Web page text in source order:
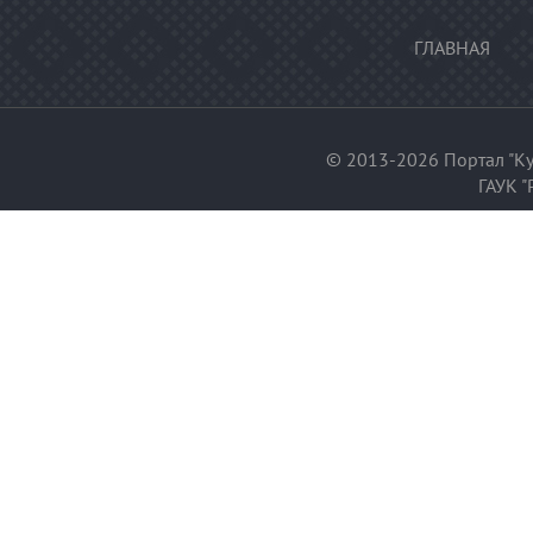
ГЛАВНАЯ
© 2013-2026 Портал
ГАУК